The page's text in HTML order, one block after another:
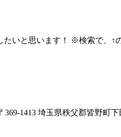
いと思います！ ※検索で、↑
1413 埼玉県秩父郡皆野町下